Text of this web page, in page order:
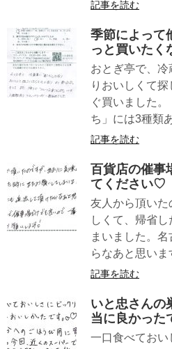
記事を読む
季節によって
っと買いたく
おとぎ亭で、
りおいしくて
ぐ買いました
ち」には3種類
記事を読む
百貨店の催事
てください♡
友人から頂いた
しくて、帰省
まいました。
らなあと思い
記事を読む
いと忠さんの
当に良かった
一口食べておい